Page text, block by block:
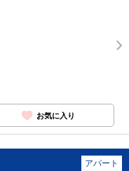
お気に入り
アパート